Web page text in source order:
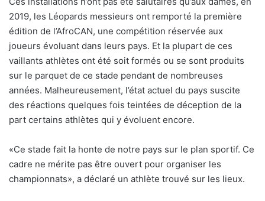
2019, les Léopards messieurs ont remporté la première
édition de l’AfroCAN, une compétition réservée aux
joueurs évoluant dans leurs pays. Et la plupart de ces
vaillants athlètes ont été soit formés ou se sont produits
sur le parquet de ce stade pendant de nombreuses
années. Malheureusement, l’état actuel du pays suscite
des réactions quelques fois teintées de déception de la
part certains athlètes qui y évoluent encore.
«Ce stade fait la honte de notre pays sur le plan sportif. Ce
cadre ne mérite pas être ouvert pour organiser les
championnats», a déclaré un athlète trouvé sur les lieux.